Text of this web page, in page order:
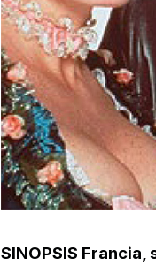
SINOPSIS